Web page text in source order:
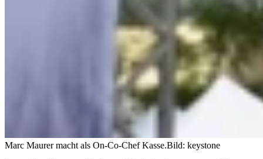
Marc Maurer macht als On-Co-Chef Kasse.Bild: keystone